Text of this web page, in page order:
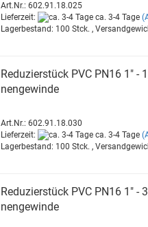
Art.Nr.: 602.91.18.025
Lieferzeit:
ca. 3-4 Tage
Lagerbestand: 100 Stck. ,
Re­du­zier­stück PVC PN16 1"
nen­ge­win­de
Art.Nr.: 602.91.18.030
Lieferzeit:
ca. 3-4 Tage
Lagerbestand: 100 Stck. ,
Re­du­zier­stück PVC PN16 1"
nen­ge­win­de